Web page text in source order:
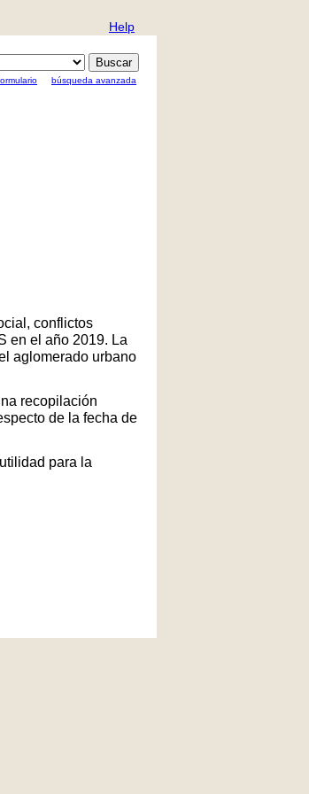
Help
búsqueda avanzada
conflictos
en el año 2019. La
aglomerado urbano
recopilación
de la fecha de
para la